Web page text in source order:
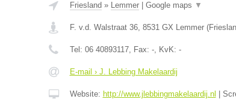
Friesland » Lemmer| Google maps ▼
F. v.d. Walstraat 36, 8531 GX Lemmer(
Tel: 06 40893117, Fax: -, KvK: -
E-mail › J. Lebbing Makelaardij
Website: http://www.jlebbingmakelaardij.nl